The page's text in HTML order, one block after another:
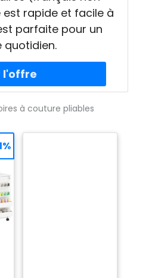
rapide et facile à
parfaite pour un
quotidien.
à couture pliables